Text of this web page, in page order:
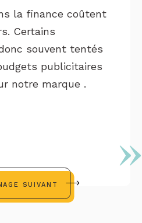
la finance coûtent
Certains
souvent tentés
publicitaires
notre marque .
SUIVANT